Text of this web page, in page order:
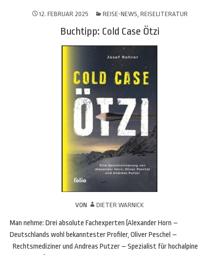
12. FEBRUAR 2025 REISE-NEWS, REISELITERATUR
Buchtipp: Cold Case Ötzi
VON DIETER WARNICK
Man nehme: Drei absolute Fachexperten (Alexander Horn –
Deutschlands wohl bekanntester Profiler, Oliver Peschel –
Rechtsmediziner und Andreas Putzer – Spezialist für hochalpine